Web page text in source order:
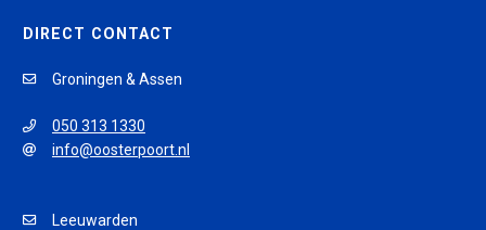
DIRECT CONTACT
Groningen & Assen
050 313 1330
info@oosterpoort.nl
Leeuwarden